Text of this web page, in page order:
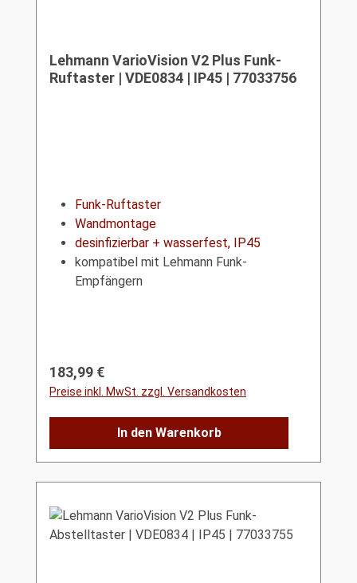
Lehmann VarioVision V2 Plus Funk-
Ruftaster | VDE0834 | IP45 | 77033756
Funk-Ruftaster
Wandmontage
desinfizierbar + wasserfest, IP45
kompatibel mit Lehmann Funk-
Empfängern
Regulärer Preis:
183,99 €
Preise inkl. MwSt. zzgl. Versandkosten
In den Warenkorb